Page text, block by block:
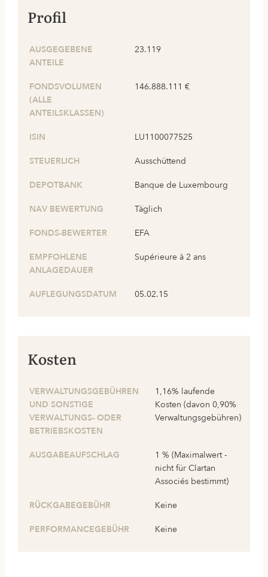
Profil
AUSGEGEBENE
ANTEILE
23.119
FONDSVOLUMEN
(ALLE
ANTEILSKLASSEN)
146.888.111 €
ISIN LU1100077525
STEUERLICH Ausschüttend
DEPOTBANK Banque de Luxembourg
NAV BEWERTUNG Täglich
FONDS-BEWERTER EFA
EMPFOHLENE
ANLAGEDAUER
Supérieure à 2 ans
AUFLEGUNGSDATUM 05.02.15
Kosten
VERWALTUNGSGEBÜHREN
UND SONSTIGE
VERWALTUNGS- ODER
BETRIEBSKOSTEN
1,16% laufende
Kosten (davon 0,90%
Verwaltungsgebühren)
AUSGABEAUFSCHLAG
1 % (Maximalwert -
nicht für Clartan
Associés bestimmt)
RÜCKGABEGEBÜHR Keine
PERFORMANCEGEBÜHR Keine